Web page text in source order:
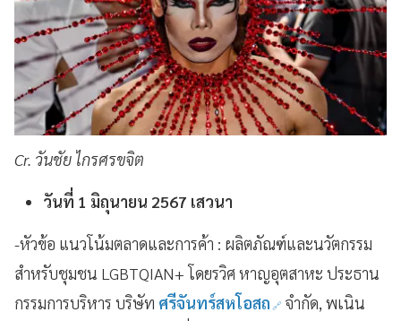
Cr. วันชัย ไกรศรขจิต
วันที่ 1 มิถุนายน 2567 เสวนา
-หัวข้อ แนวโน้มตลาดและการค้า : ผลิตภัณฑ์และนวัตกรรม
สำหรับชุมชน LGBTQIAN+ โดยรวิศ หาญอุตสาหะ ประธาน
กรรมการบริหาร บริษัท ศรีจันทร์สหโอสถ จำกัด, พเนิน